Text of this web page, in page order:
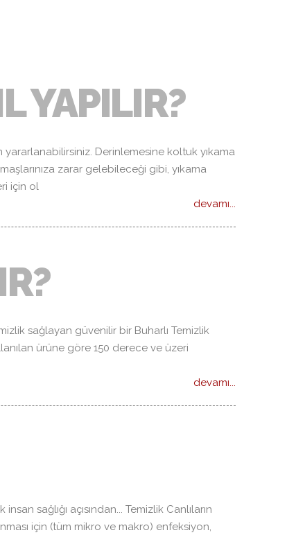
YAPILIR?
Derinlemesine koltuk yıkama
zarar gelebileceği gibi, yıkama
için ol
devamı...
sağlayan güvenilir bir Buharlı Temizlik
ürüne göre 150 derece ve üzeri
devamı...
sağlığı açısından... Temizlik Canlıların
için (tüm mikro ve makro) enfeksiyon,